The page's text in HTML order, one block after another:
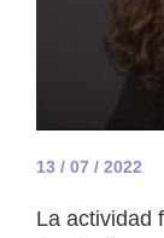
13 / 07 / 2022
La actividad